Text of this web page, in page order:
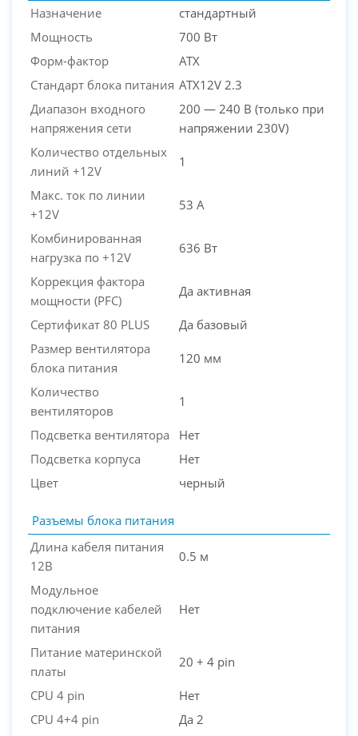
Назначение
стандартный
Мощность
700 Вт
Форм-фактор
ATX
Стандарт блока питания ATX12V 2.3
Диапазон входного
напряжения сети
200 — 240 В (только при
напряжении 230V)
Количество отдельных
линий +12V
1
Макс. ток по линии
+12V
53 А
Комбинированная
нагрузка по +12V
636 Вт
Коррекция фактора
мощности (PFC)
Да активная
Сертификат 80 PLUS
Да базовый
Размер вентилятора
блока питания
120 мм
Количество
вентиляторов
1
Подсветка вентилятора
Нет
Подсветка корпуса
Нет
Цвет
черный
Разъемы блока питания
Длина кабеля питания
12В
0.5 м
Модульное
подключение кабелей
питания
Нет
Питание материнской
платы
20 + 4 pin
CPU 4 pin
Нет
CPU 4+4 pin
Да 2